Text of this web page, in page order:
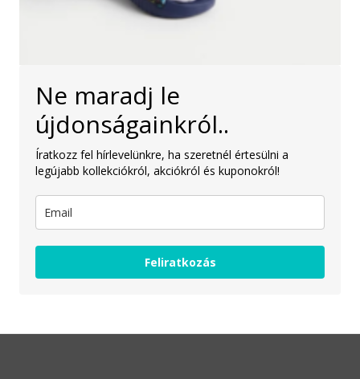
Ne maradj le
újdonságainkról..
Íratkozz fel hírlevelünkre, ha szeretnél értesülni a
legújabb kollekciókról, akciókról és kuponokról!
Feliratkozás